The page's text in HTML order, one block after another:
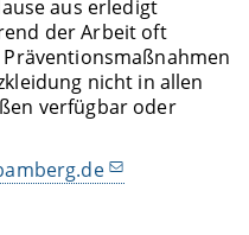
aus erledigt
der Arbeit oft
nicht in allen
verfügbar oder